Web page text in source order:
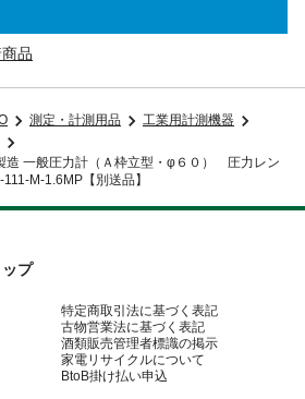
品
測定・計測用品
工業用計測機器
造 一般圧力計（Ａ枠立型・φ６０） 圧力レン
M-1.6MP【別送品】
プ
特定商取引法に基づく表記
古物営業法に基づく表記
酒類販売管理者標識の掲示
家電リサイクルについて
BtoB掛け払い申込